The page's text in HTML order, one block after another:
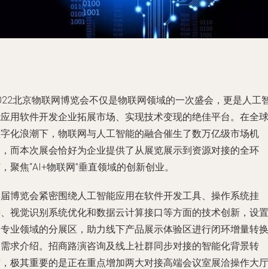
北京物联网博览会不仅是物联网领域的一次盛会，更是人工
用软件开发企业拓展市场、实现技术变现的绝佳平台。在全球
化浪潮下，物联网与人工智能的融合催生了数万亿级市场机
而本次展会恰好为企业提供了从展览展示到资源对接的全环
聚焦“AI+物联网”垂直领域的创新创业。
博览会紧密围绕人工智能应用在软件开发工具、操作系统挂
视觉识别系统优化和数据云计算接口等方面的技术创新，设置
业领域的分展区，助力线下产品展示体验区进行闭环增量转换
求介绍。招商路演咨询及线上社群同步对接的智能化背景转
极其重要的是正在重点增加两大对接高端会议室展洽操作大厅